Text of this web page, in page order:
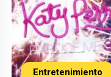
Entretenimiento